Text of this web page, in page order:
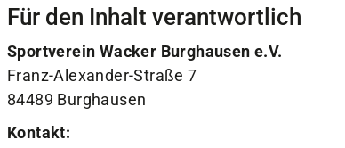
Für den Inhalt verantwortlich
Sportverein Wacker Burghausen e.V.
Franz-Alexander-Straße 7
84489 Burghausen
Kontakt: